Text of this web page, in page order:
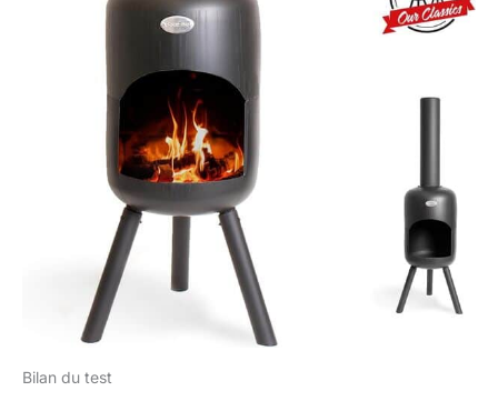
Bilan du test